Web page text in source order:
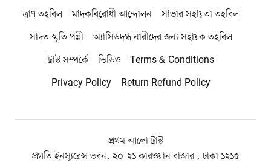
ত্রাণ তহবিল
মাদকবিরোধী আন্দোলন
সাভার সহায়তা তহবিল
সাদত স্মৃতি পল্লী
অ্যাসিডদগ্ধ নারীদের জন্য সহায়ক তহবিল
ট্রাস্ট সম্পর্কে
ভিডিও
Terms & Conditions
Privacy Policy
Return Refund Policy
প্রথম আলো ট্রাস্ট
প্রগতি ইনস্যুরেন্স ভবন, ২০-২১ কারওয়ান বাজার , ঢাকা ১২১৫